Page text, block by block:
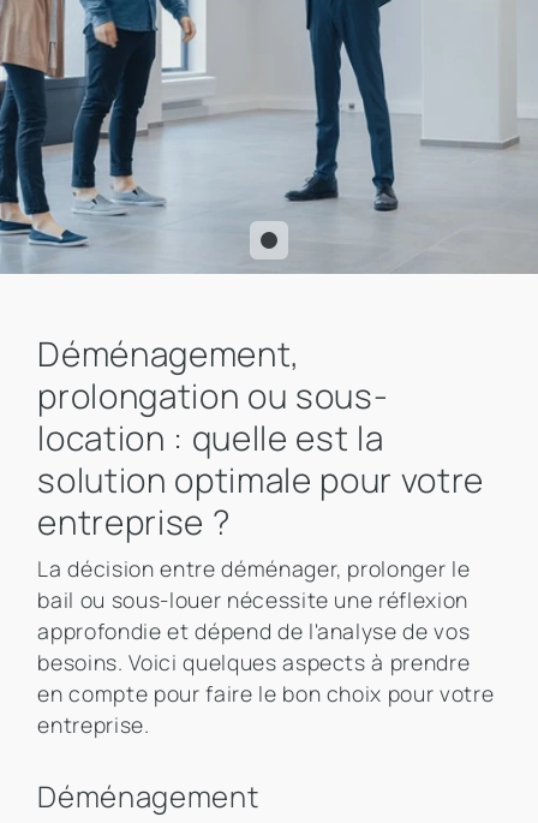
Déménagement,
prolongation ou sous-
location : quelle est la
solution optimale pour votre
entreprise ?
La décision entre déménager, prolonger le
bail ou sous-louer nécessite une réflexion
approfondie et dépend de l'analyse de vos
besoins. Voici quelques aspects à prendre
en compte pour faire le bon choix pour votre
entreprise.
Déménagement